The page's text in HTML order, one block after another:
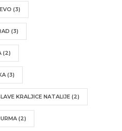
(3)
(3)
(2)
(3)
KRALJICE NATALIJE (2)
(2)